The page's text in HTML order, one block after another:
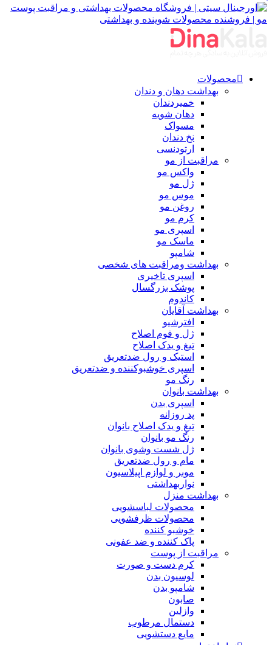
محصولات
بهداشت دهان و دندان
خمیردندان
دهان شویه
مسواک
نخ دندان
ارتودنسی
مراقبت از مو
واکس مو
ژل مو
موس مو
روغن مو
کرم مو
اسپری مو
ماسک مو
شامپو
بهداشت ومراقبت های شخصی
اسپری تاخیری
پوشک بزرگسال
کاندوم
بهداشت آقایان
افترشیو
ژل و فوم اصلاح
تیغ و یدک اصلاح
استیک و رول ضدتعریق
اسپری خوشبوکننده و ضدتعریق
رنگ مو
بهداشت بانوان
اسپری بدن
پد روزانه
تیغ و یدک اصلاح بانوان
رنگ مو بانوان
ژل شست وشوی بانوان
مام و رول ضدتعریق
موبر و لوازم اپیلاسیون
نواربهداشتی
بهداشت منزل
محصولات لباسشویی
محصولات ظرفشویی
خوشبو کننده
پاک کننده و ضد عفونی
مراقبت از پوست
کرم دست و صورت
لوسیون بدن
شامپو بدن
صابون
وازلین
دستمال مرطوب
مایع دستشویی